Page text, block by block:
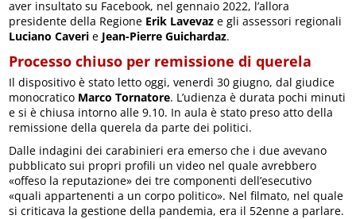
aver insultato su Facebook, nel gennaio 2022, l’allora
presidente della Regione Erik Lavevaz e gli assessori regionali
Luciano Caveri e Jean-Pierre Guichardaz.
Processo chiuso per remissione di querela
Il dispositivo è stato letto oggi, venerdì 30 giugno, dal giudice
monocratico Marco Tornatore. L’udienza è durata pochi minuti
e si è chiusa intorno alle 9.10. In aula è stato preso atto della
remissione della querela da parte dei politici.
Dalle indagini dei carabinieri era emerso che i due avevano
pubblicato sui propri profili un video nel quale avrebbero
«offeso la reputazione» dei tre componenti dell’esecutivo
«quali appartenenti a un corpo politico». Nel filmato, nel quale
si criticava la gestione della pandemia, era il 52enne a parlare.